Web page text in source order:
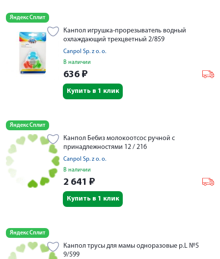
Яндекс Сплит
Канпол игрушка-прорезыватель водный
охлаждающий трехцветный 2/859
Canpol Sp. z o. o.
В наличии
636 ₽
Купить в 1 клик
Яндекс Сплит
Канпол Бебиз молокоотсос ручной с
принадлежностями 12 / 216
Canpol Sp. z o. o.
В наличии
2 641 ₽
Купить в 1 клик
Яндекс Сплит
Канпол трусы для мамы одноразовые р.L №5
9/599